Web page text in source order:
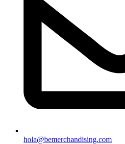
hola@bemerchandising.com